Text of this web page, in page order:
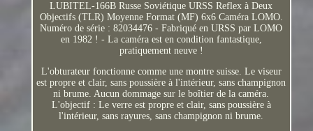
LUBITEL-166B Russe Soviétique URSS Reflex à Deux
Objectifs (TLR) Moyenne Format (MF) 6x6 Caméra LOMO.
Numéro de série : 82034476 - Fabriqué en URSS par LOMO
en 1982 ! - La caméra est en condition fantastique,
pratiquement neuve !
L'obturateur fonctionne comme une montre suisse. Le viseur
est propre et clair, sans poussière à l'intérieur, sans champignon
ni brume. Aucun dommage sur le boîtier de la caméra.
L'objectif : Le verre est propre et clair, sans poussière à
l'intérieur, sans rayures, sans champignon ni brume.